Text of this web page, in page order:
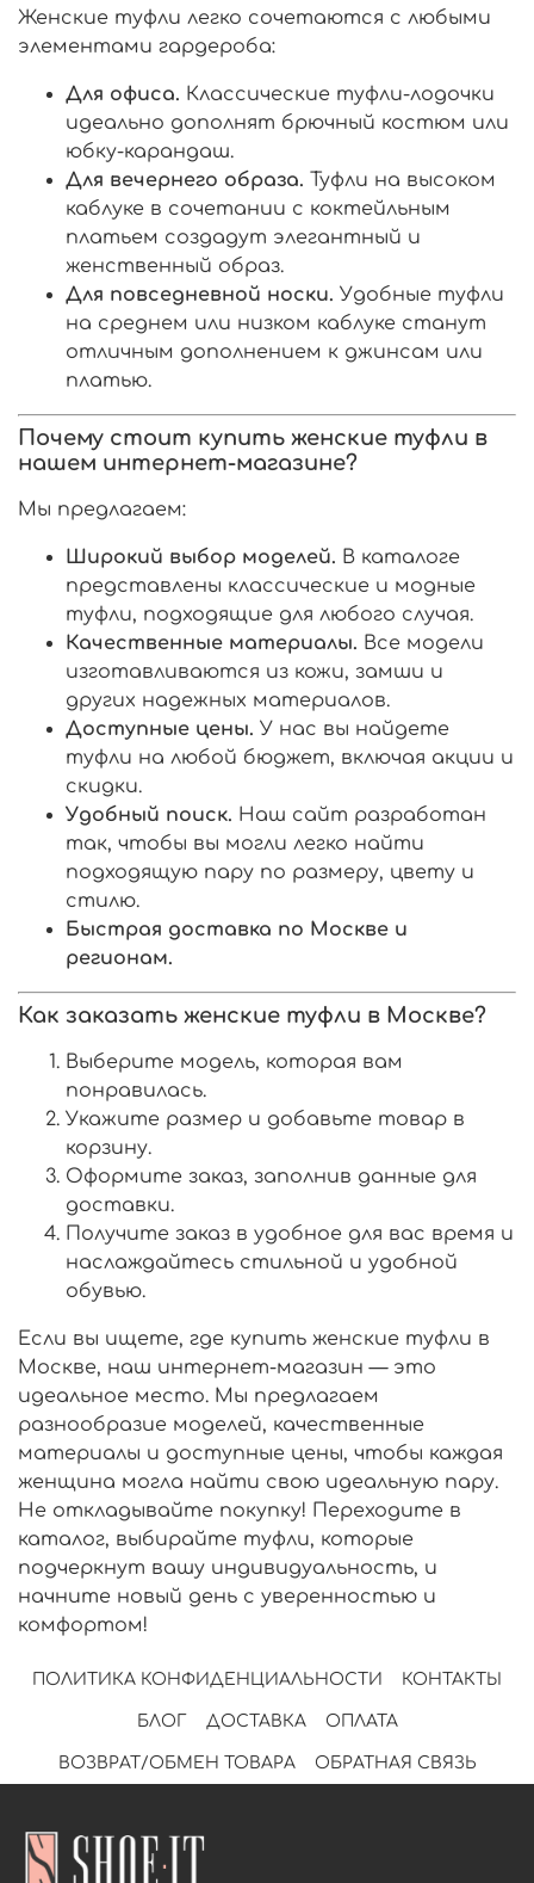
Женские туфли легко сочетаются с любыми
элементами гардероба:
Для офиса. Классические туфли-лодочки
идеально дополнят брючный костюм или
юбку-карандаш.
Для вечернего образа. Туфли на высоком
каблуке в сочетании с коктейльным
платьем создадут элегантный и
женственный образ.
Для повседневной носки. Удобные туфли
на среднем или низком каблуке станут
отличным дополнением к джинсам или
платью.
Почему стоит купить женские туфли в
нашем интернет-магазине?
Мы предлагаем:
Широкий выбор моделей. В каталоге
представлены классические и модные
туфли, подходящие для любого случая.
Качественные материалы. Все модели
изготавливаются из кожи, замши и
других надежных материалов.
Доступные цены. У нас вы найдете
туфли на любой бюджет, включая акции и
скидки.
Удобный поиск. Наш сайт разработан
так, чтобы вы могли легко найти
подходящую пару по размеру, цвету и
стилю.
Быстрая доставка по Москве и
регионам.
Как заказать женские туфли в Москве?
Выберите модель, которая вам
понравилась.
Укажите размер и добавьте товар в
корзину.
Оформите заказ, заполнив данные для
доставки.
Получите заказ в удобное для вас время и
наслаждайтесь стильной и удобной
обувью.
Если вы ищете, где купить женские туфли в
Москве, наш интернет-магазин — это
идеальное место. Мы предлагаем
разнообразие моделей, качественные
материалы и доступные цены, чтобы каждая
женщина могла найти свою идеальную пару.
Не откладывайте покупку! Переходите в
каталог, выбирайте туфли, которые
подчеркнут вашу индивидуальность, и
начните новый день с уверенностью и
комфортом!
ПОЛИТИКА КОНФИДЕНЦИАЛЬНОСТИ КОНТАКТЫ
БЛОГ ДОСТАВКА ОПЛАТА
ВОЗВРАТ/ОБМЕН ТОВАРА ОБРАТНАЯ СВЯЗЬ